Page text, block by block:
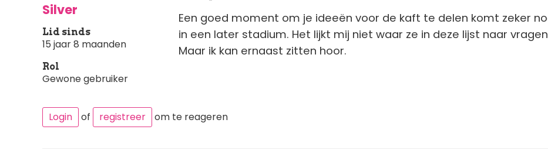
Silver
Lid sinds
15 jaar 8 maanden
Rol
Gewone gebruiker
Een goed moment om je ideeën voor de kaft te delen komt zeker
in een later stadium. Het lijkt mij niet waar ze in deze lijst naar
Maar ik kan ernaast zitten hoor.
Login of registreer om te reageren